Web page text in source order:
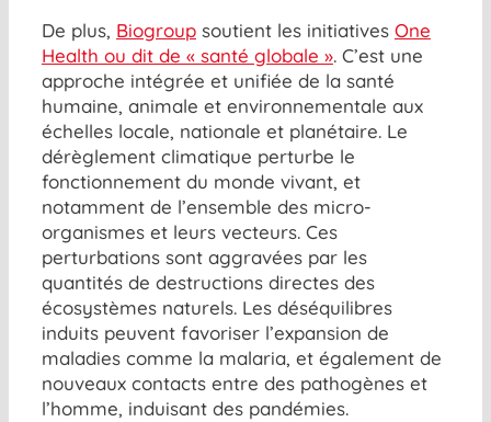
De plus, Biogroupsoutient les initiatives One
Health ou dit de « santé globale ». C’est une
approche intégrée et unifiée de la santé
humaine, animale et environnementale aux
échelles locale, nationale et planétaire. Le
dérèglement climatique perturbe le
fonctionnement du monde vivant, et
notamment de l’ensemble des micro-
organismes et leurs vecteurs. Ces
perturbations sont aggravées par les
quantités de destructions directes des
écosystèmes naturels. Les déséquilibres
induits peuvent favoriser l’expansion de
maladies comme la malaria, et également de
nouveaux contacts entre des pathogènes et
l’homme, induisant des pandémies.